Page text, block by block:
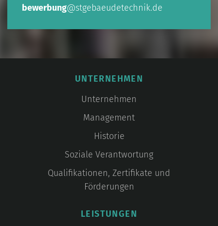
bewerbung@stgebaeudetechnik.de
UNTERNEHMEN
Unternehmen
Management
Historie
Soziale Verantwortung
Qualifikationen, Zertifikate und
Förderungen
LEISTUNGEN